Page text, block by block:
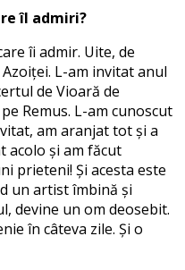
îl admiri?
îi admir. Uite, de
L-am invitat anul
de Vioară de
Remus. L-am cunoscut
am aranjat tot și a
acolo și am făcut
prieteni! Și acesta este
un artist îmbină și
devine un om deosebit.
în câteva zile. Și o